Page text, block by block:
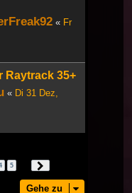
« Fr
Raytrack 35+
« Di 31 Dez,
5
Gehe zu